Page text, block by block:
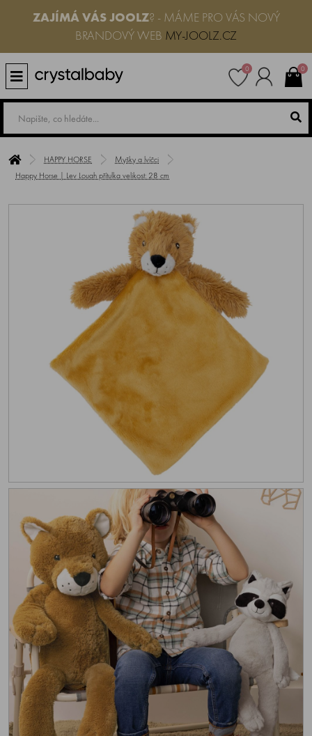
ZAJÍMÁ VÁS JOOLZ? - MÁME PRO VÁS NOVÝ
BRANDOVÝ WEB MY-JOOLZ.CZ
0 0
HAPPY HORSE
Myšky a lvíčci
Happy Horse | Lev Louah přítulka velikost: 28 cm